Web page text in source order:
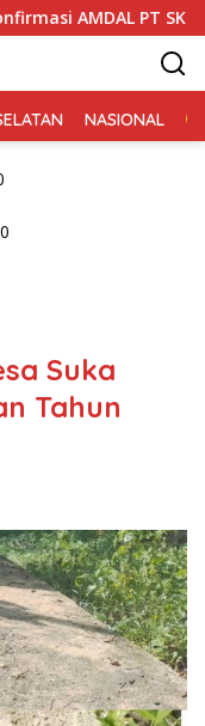
PT SKM Justru
NASIONAL
Suka
Tahun